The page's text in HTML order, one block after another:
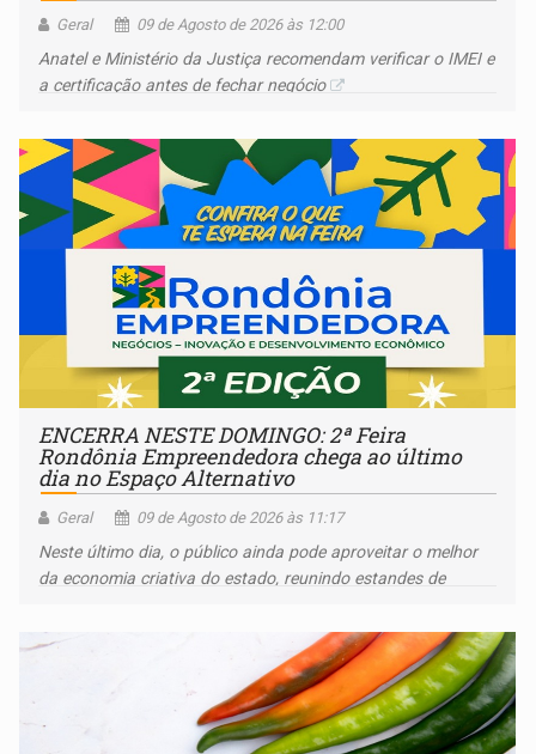
Geral 09 de Agosto de 2026 às 12:00
Anatel e Ministério da Justiça recomendam verificar o IMEI e
a certificação antes de fechar negócio
ENCERRA NESTE DOMINGO: 2ª Feira
Rondônia Empreendedora chega ao último
dia no Espaço Alternativo
Geral 09 de Agosto de 2026 às 11:17
Neste último dia, o público ainda pode aproveitar o melhor
da economia criativa do estado, reunindo estandes de